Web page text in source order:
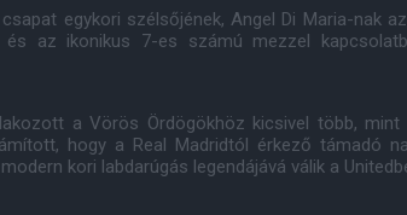
egykori szélsőjének, Angel Di Maria-nak
az ikonikus 7-es számú mezzel
a Vörös Ördögökhöz kicsivel több, mint
hogy a Real Madridtól érkező támadó
kori labdarúgás legendájává válik a